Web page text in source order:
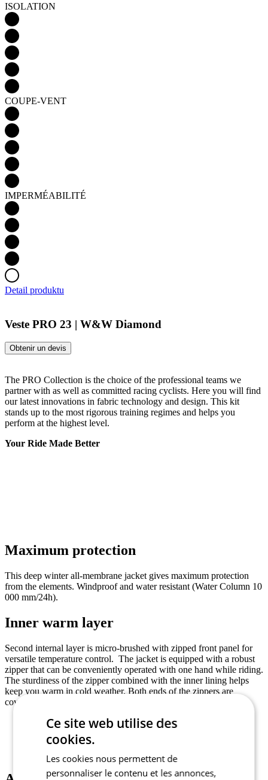
ISOLATION
COUPE-VENT
IMPERMÉABILITÉ
Detail produktu
Veste PRO 23 | W&W Diamond
Obtenir un devis
The PRO Collection is the choice of the professional teams we
partner with as well as committed racing cyclists. Here you will find
our latest innovations in fabric technology and design. This kit
stands up to the most rigorous training regimes and helps you
perform at the highest level.
Your Ride Made Better
Maximum protection
This deep winter all-membrane jacket gives maximum protection
from the elements. Windproof and water resistant (Water Column 10
000 mm/24h).
Inner warm layer
Second internal layer is micro-brushed with zipped front panel for
versatile temperature control. The jacket is equipped with a robust
zipper that can be conveniently operated with one hand while riding.
The sturdiness of the zipper combined with the inner lining helps
keep you warm in cold weather. Both ends of the zippers are
covered to protect from abrasion.
Ce site web utilise des
cookies.
Les cookies nous permettent de
personnaliser le contenu et les annonces,